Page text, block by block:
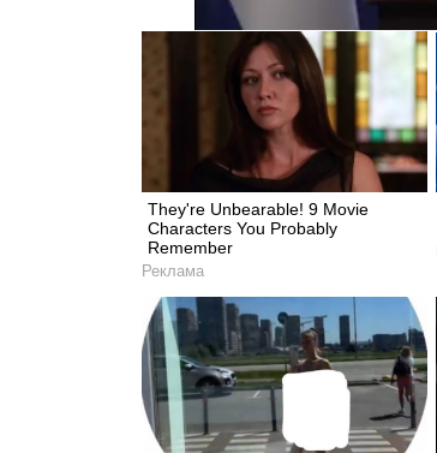
They're Unbearable! 9 Movie
Characters You Probably
Remember
Реклама